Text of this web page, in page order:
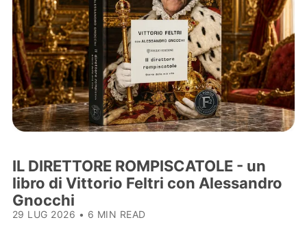
IL DIRETTORE ROMPISCATOLE - un
libro di Vittorio Feltri con Alessandro
Gnocchi
29 LUG 2026 • 6 MIN READ